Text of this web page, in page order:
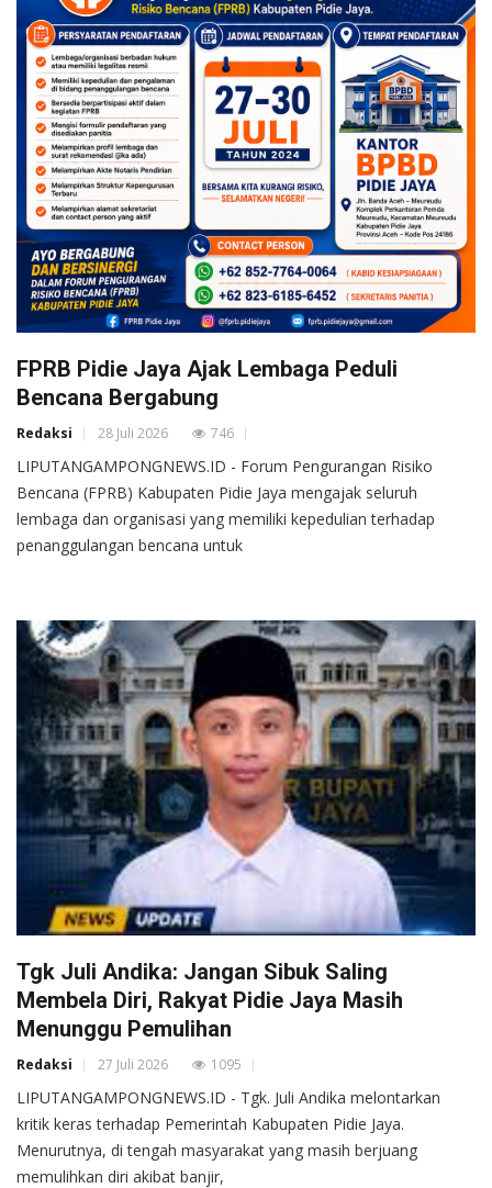
FPRB Pidie Jaya Ajak Lembaga Peduli
Bencana Bergabung
Redaksi 28 Juli 2026 746
LIPUTANGAMPONGNEWS.ID - Forum Pengurangan Risiko
Bencana (FPRB) Kabupaten Pidie Jaya mengajak seluruh
lembaga dan organisasi yang memiliki kepedulian terhadap
penanggulangan bencana untuk
Tgk Juli Andika: Jangan Sibuk Saling
Membela Diri, Rakyat Pidie Jaya Masih
Menunggu Pemulihan
Redaksi 27 Juli 2026 1095
LIPUTANGAMPONGNEWS.ID - Tgk. Juli Andika melontarkan
kritik keras terhadap Pemerintah Kabupaten Pidie Jaya.
Menurutnya, di tengah masyarakat yang masih berjuang
memulihkan diri akibat banjir,